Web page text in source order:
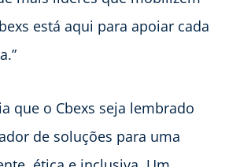
está aqui para apoiar cada
que o Cbexs seja lembrado
de soluções para uma